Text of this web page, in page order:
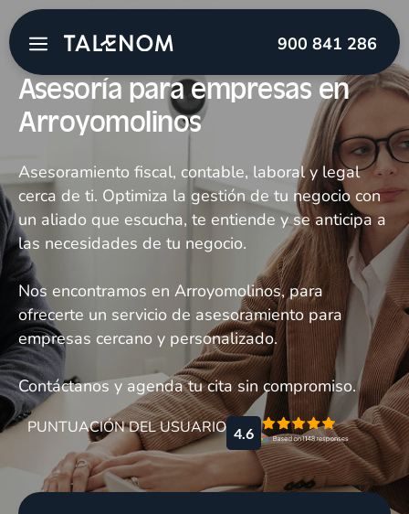
900 841 286
Asesoría para empresas en
Arroyomolinos
Asesoramiento fiscal, contable, laboral y legal
cerca de ti. Optimiza la gestión de tu negocio con
un aliado que escucha, te entiende y se anticipa a
las necesidades de tu negocio.
Nos encontramos en Arroyomolinos, para
ofrecerte un servicio de asesoramiento para
empresas cercano y personalizado.
Contáctanos y agenda tu cita sin compromiso.
PUNTUACIÓN DEL USUARIO 4.6